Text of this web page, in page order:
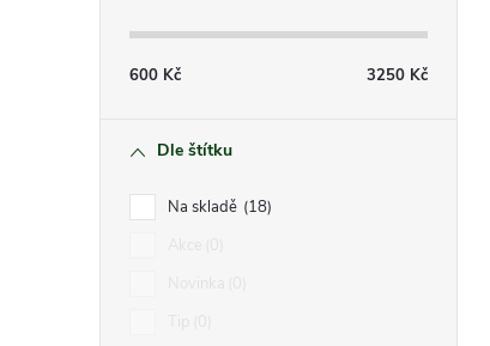
600 Kč 3250 Kč
Dle štítku
Na skladě 18